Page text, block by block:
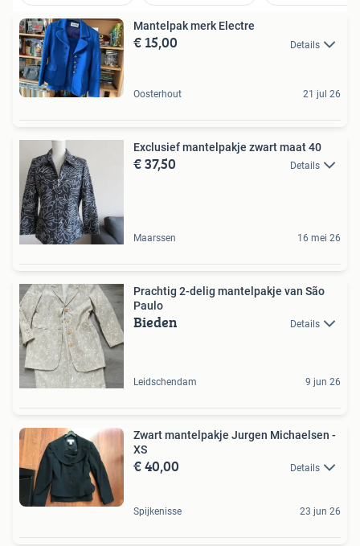
Mantelpak merk Electre
€ 15,00 Details
Oosterhout 21 jul 26
Exclusief mantelpakje zwart maat 40
€ 37,50 Details
Maarssen 16 mei 26
Prachtig 2-delig mantelpakje van São
Paulo
Bieden Details
Leidschendam 9 jun 26
Zwart mantelpakje Jurgen Michaelsen -
XS
€ 40,00 Details
Spijkenisse 23 jun 26